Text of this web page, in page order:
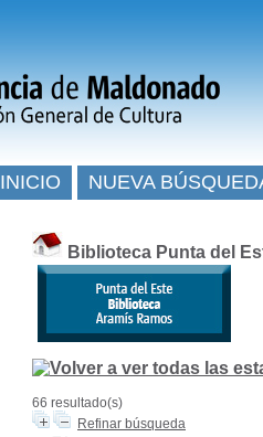
Biblioteca Punta del
66 resultado(s)
Refinar búsqueda
INICIO NUEVA